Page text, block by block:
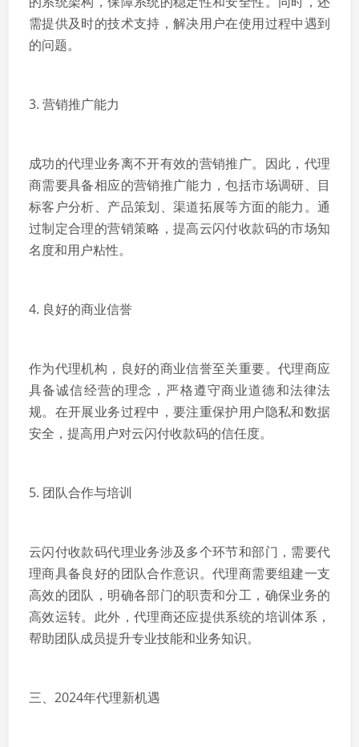
需提供及时的技术支持，解决用户在使用过程中遇到
的问题。
3. 营销推广能力
成功的代理业务离不开有效的营销推广。因此，代理
商需要具备相应的营销推广能力，包括市场调研、目
标客户分析、产品策划、渠道拓展等方面的能力。通
过制定合理的营销策略，提高云闪付收款码的市场知
名度和用户粘性。
4. 良好的商业信誉
作为代理机构，良好的商业信誉至关重要。代理商应
具备诚信经营的理念，严格遵守商业道德和法律法
规。在开展业务过程中，要注重保护用户隐私和数据
安全，提高用户对云闪付收款码的信任度。
5. 团队合作与培训
云闪付收款码代理业务涉及多个环节和部门，需要代
理商具备良好的团队合作意识。代理商需要组建一支
高效的团队，明确各部门的职责和分工，确保业务的
高效运转。此外，代理商还应提供系统的培训体系，
帮助团队成员提升专业技能和业务知识。
三、2024年代理新机遇